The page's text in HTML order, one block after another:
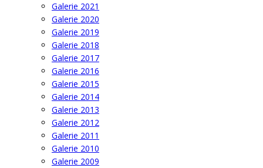
Galerie 2021
Galerie 2020
Galerie 2019
Galerie 2018
Galerie 2017
Galerie 2016
Galerie 2015
Galerie 2014
Galerie 2013
Galerie 2012
Galerie 2011
Galerie 2010
Galerie 2009